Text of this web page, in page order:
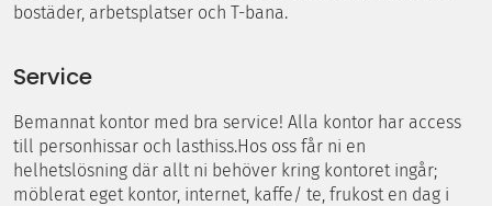
bostäder, arbetsplatser och T-bana.
Service
Bemannat kontor med bra service! Alla kontor har access
till personhissar och lasthiss.Hos oss får ni en
helhetslösning där allt ni behöver kring kontoret ingår;
möblerat eget kontor, internet, kaffe/ te, frukost en dag i